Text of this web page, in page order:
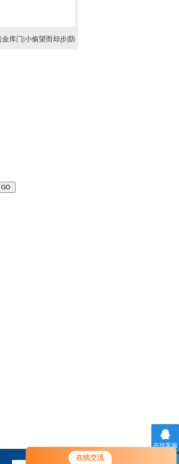
在线交流
您好！欢迎前来咨询，很高兴为您
金库门|小偷望而却步|防
在线客服